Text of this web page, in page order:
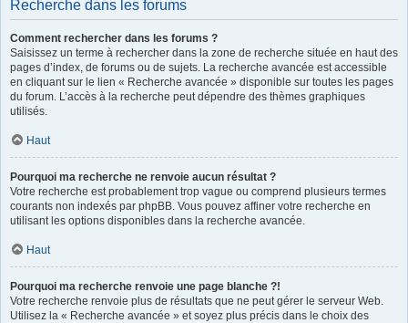
Recherche dans les forums
Comment rechercher dans les forums ?
Saisissez un terme à rechercher dans la zone de recherche située en haut des
pages d’index, de forums ou de sujets. La recherche avancée est accessible
en cliquant sur le lien « Recherche avancée » disponible sur toutes les pages
du forum. L’accès à la recherche peut dépendre des thèmes graphiques
utilisés.
Haut
Pourquoi ma recherche ne renvoie aucun résultat ?
Votre recherche est probablement trop vague ou comprend plusieurs termes
courants non indexés par phpBB. Vous pouvez affiner votre recherche en
utilisant les options disponibles dans la recherche avancée.
Haut
Pourquoi ma recherche renvoie une page blanche ?!
Votre recherche renvoie plus de résultats que ne peut gérer le serveur Web.
Utilisez la « Recherche avancée » et soyez plus précis dans le choix des